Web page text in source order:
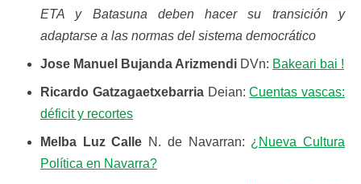
ETA y Batasuna deben hacer su transición y
adaptarse a las normas del sistema democrático
Jose Manuel Bujanda Arizmendi DVn: Bakeari bai !
Ricardo GatzagaetxebarriaDeian:Cuentas vascas:
déficit y recortes
Melba Luz Calle N. de Navarran: ¿Nueva Cultura
Política en Navarra?